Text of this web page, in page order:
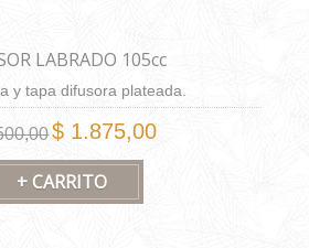
LABRADO 105cc
y tapa difusora plateada.
$ 1.875,00